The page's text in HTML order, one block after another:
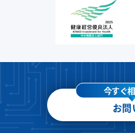
今すぐ
お問